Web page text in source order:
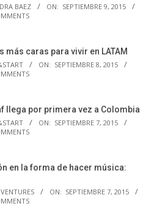
BAEZ ON: SEPTIEMBRE 9, 2015
más caras para vivir en LATAM
ON: SEPTIEMBRE 8, 2015
llega por primera vez a Colombia
ON: SEPTIEMBRE 7, 2015
en la forma de hacer música:
ON: SEPTIEMBRE 7, 2015